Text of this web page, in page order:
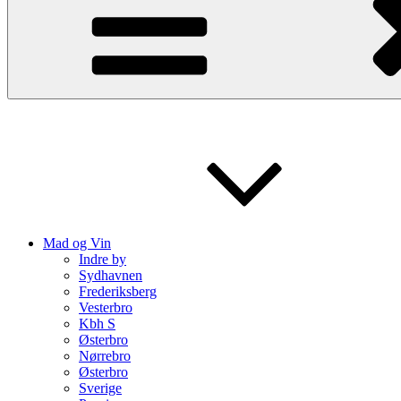
Mad og Vin
Indre by
Sydhavnen
Frederiksberg
Vesterbro
Kbh S
Østerbro
Nørrebro
Østerbro
Sverige